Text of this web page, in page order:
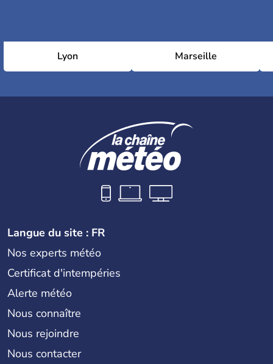
Lyon Marseille
Langue du site : FR
Nos experts météo
Certificat d'intempéries
Alerte météo
Nous connaître
Nous rejoindre
Nous contacter